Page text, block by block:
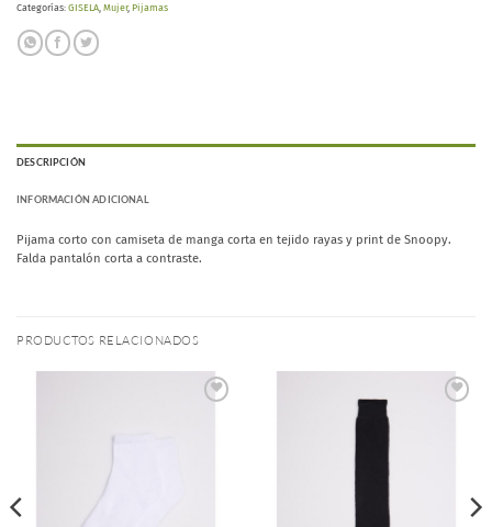
Categorías: GISELA Mujer, Pijamas
DESCRIPCIÓN
INFORMACIÓN ADICIONAL
Pijama corto con camiseta de manga corta en tejido rayas y print de Snoopy.
Falda pantalón corta a contraste.
PRODUCTOS RELACIONADOS